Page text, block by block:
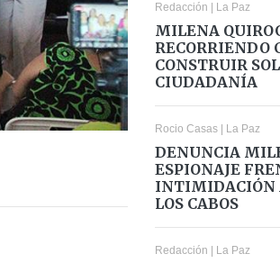
Redacción | La Paz
MILENA
RECORRIENDO
CONSTRUIR
CIUDADANÍA
Rocio Casas | La Paz
DENUNCIA
ESPIONAJE
INTIMIDACIÓN
LOS CABOS
Redacción | La Paz